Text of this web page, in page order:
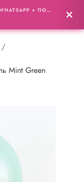
0
Mint Green
ПОЛУЧИТЕ ПОДБОРКУ ШАРОВ НА WHATSAPP + ПОДАРОК